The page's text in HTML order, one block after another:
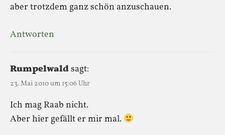
aber trotzdem ganz schön anzuschauen.
Antworten
Rumpelwaldsagt:
23. Mai 2010 um 15:06 Uhr
Ich mag Raab nicht.
Aber hier gefällt er mir mal.